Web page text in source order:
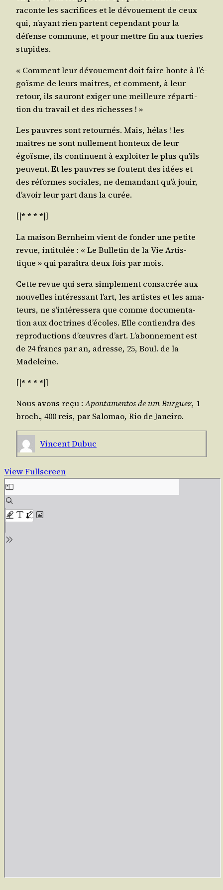
raconte les sacri­fices et le dévoue­ment de ceux
qui, n’ayant rien partent cepen­dant pour la
défense com­mune, et pour mettre fin aux tue­ries
stupides.
« Com­ment leur dévoue­ment doit faire honte à l’é­
goïsme de leurs maitres, et com­ment, à leur
retour, ils sau­ront exi­ger une meilleure répar­ti­
tion du tra­vail et des richesses ! »
Les pauvres sont retour­nés. Mais, hélas ! les
maitres ne sont nul­le­ment hon­teux de leur
égoïsme, ils conti­nuent à exploi­ter le plus qu’ils
peuvent. Et les pauvres se foutent des idées et
des réformes sociales, ne deman­dant qu’à jouir,
d’a­voir leur part dans la curée.
[|* * * *|]
La mai­son Bern­heim vient de fon­der une petite
revue, inti­tu­lée : « Le Bul­le­tin de la Vie Artis­
tique » qui paraî­tra deux fois par mois.
Cette revue qui sera sim­ple­ment consa­crée aux
nou­velles inté­res­sant l’art, les artistes et les ama­
teurs, ne s’in­té­res­se­ra que comme docu­men­ta­
tion aux doc­trines d’é­coles. Elle contien­dra des
repro­duc­tions d’œuvres d’art. L’a­bon­ne­ment est
de 24 francs par an, adresse, 25, Boul. de la
Madeleine.
[|* * * *|]
Nous avons reçu :Apon­ta­men­tos de um Bur­guez, 1
broch., 400 reis, par Salo­mao, Rio de Janeiro.
Vincent Dubuc
View Fullscreen